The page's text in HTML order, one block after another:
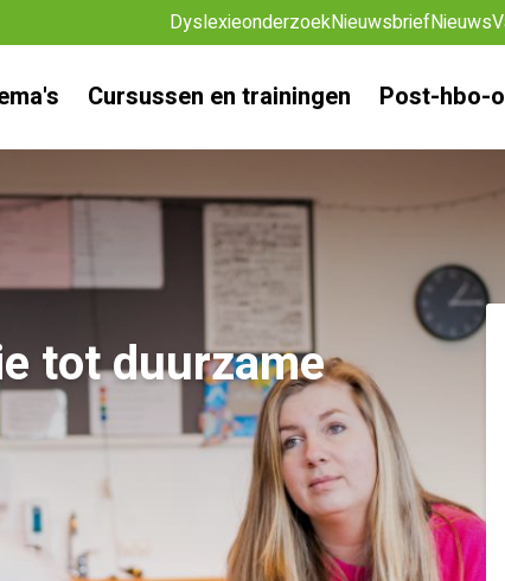
DyslexieonderzoekNieuwsbriefNieuws
Cursussen en trainingen Post-hbo-
tot duurzame